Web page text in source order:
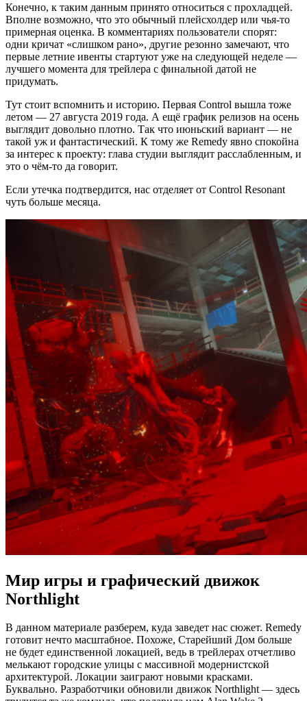
Конечно, к таким данным принято относиться с прохладцей.
Вполне возможно, что это обычный плейсхолдер или чья-то
примерная оценка. В комментариях пользователи спорят:
одни кричат «слишком рано», другие резонно замечают, что
первые летние ивенты стартуют уже на следующей неделе —
лучшего момента для трейлера с финальной датой не
придумать.
Тут стоит вспомнить и историю. Первая Control вышла тоже
летом — 27 августа 2019 года. А ещё график релизов на осень
выглядит довольно плотно. Так что июньский вариант — не
такой уж и фантастический. К тому же Remedy явно спокойна
за интерес к проекту: глава студии выглядит расслабленным, и
это о чём-то да говорит.
Если утечка подтвердится, нас отделяет от Control Resonant
чуть больше месяца.
Мир игры и графический движок
Northlight
В данном материале разберем, куда заведет нас сюжет. Remedy
готовит нечто масштабное. Похоже, Старейший Дом больше
не будет единственной локацией, ведь в трейлерах отчетливо
мелькают городские улицы с массивной модернистской
архитектурой. Локации заиграют новыми красками.
Буквально. Разработчики обновили движок Northlight — здесь